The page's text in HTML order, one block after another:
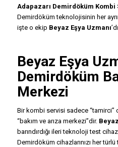
Adapazarı Demirdöküm Kombi
Demirdöküm teknolojisinin her
işte o ekip Beyaz Eşya Uzmanı
Beyaz Eşya
Demirdöküm
Merkezi
Bir kombi servisi sadece “tamirci”
“bakım ve arıza merkezi”dir.
barındırdığı ileri teknoloji test
Demirdöküm cihazlarınızı her